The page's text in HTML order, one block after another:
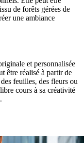
de forêts gérées de
une ambiance
et personnalisée
être réalisé à partir de
feuilles, des fleurs ou
cours à sa créativité